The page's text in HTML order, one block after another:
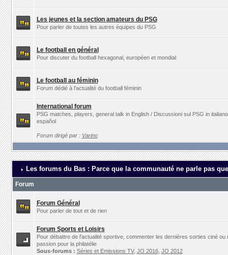
Les jeunes et la section amateurs du PSG
Pour parler de toutes les autres équipes du PSG
Le football en général
Pour discuter du football hexagonal, européen et mondial
Le football au féminin
Forum dédié à l'actualité du football féminin
International forum
PSG matches, players, general talk in English / Discussioni sul PSG in
español
Forum dirigé par : Varino
Les forums du Bas : Parce que la communauté ne parle pas
Forum
Forum Général
Pour parler de tout et de rien
Forum Sports et Loisirs
Pour débattre de l'actualité sportive, commenter les dernières sorties ciné ou
passion pour la philatélie
Sous-forums : Séries et Emissions TV, JO 2016, JO 2012